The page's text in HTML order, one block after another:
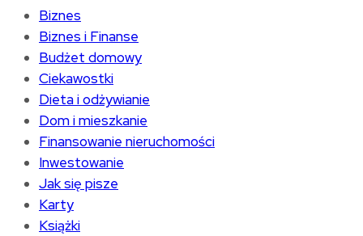
Biznes
Biznes i Finanse
Budżet domowy
Ciekawostki
Dieta i odżywianie
Dom i mieszkanie
Finansowanie nieruchomości
Inwestowanie
Jak się pisze
Karty
Książki